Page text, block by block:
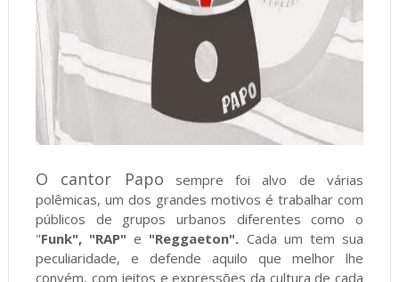
O cantor Papo sempre foi alvo de várias
polêmicas, um dos grandes motivos é trabalhar com
públicos de grupos urbanos diferentes como o
"Funk", "RAP"e "Reggaeton". Cada um tem sua
peculiaridade, e defende aquilo que melhor lhe
convém, com jeitos e expressões da cultura de cada